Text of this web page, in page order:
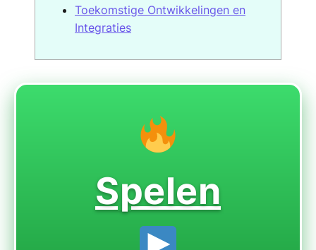
Toekomstige Ontwikkelingen en
Integraties
Spelen